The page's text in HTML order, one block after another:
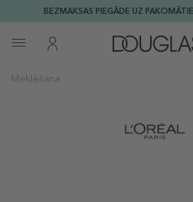
BEZMAKSAS PIEGĀDE UZ